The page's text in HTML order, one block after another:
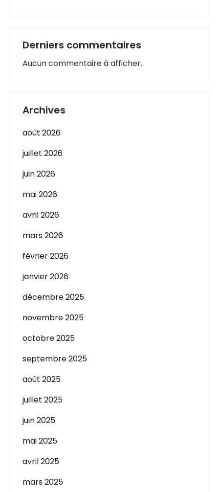
Derniers commentaires
Aucun commentaire à afficher.
Archives
août 2026
juillet 2026
juin 2026
mai 2026
avril 2026
mars 2026
février 2026
janvier 2026
décembre 2025
novembre 2025
octobre 2025
septembre 2025
août 2025
juillet 2025
juin 2025
mai 2025
avril 2025
mars 2025